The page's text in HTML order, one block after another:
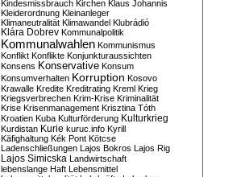
Kindesmissbrauch Kirchen Klaus Johannis
Kleiderordnung Kleinanleger
Klimaneutralität Klimawandel Klubrádió
Klára Dobrev Kommunalpolitik
Kommunalwahlen Kommunismus
Konflikt Konflikte Konjunkturaussichten
Konsens Konservative Konsum
Konsumverhalten Korruption Kosovo
Krawalle Kredite Kreditrating Kreml Krieg
Kriegsverbrechen Krim-Krise Kriminalität
Krise Krisenmanagement Krisztina Tóth
Kroatien Kuba Kulturförderung Kulturkrieg
Kurdistan Kurie kuruc.info Kyrill
Käfighaltung Kék Pont Kötcse
Ladenschließungen Lajos Bokros Lajos Rig
Lajos Simicska Landwirtschaft
lebenslange Haft Lebensmittel